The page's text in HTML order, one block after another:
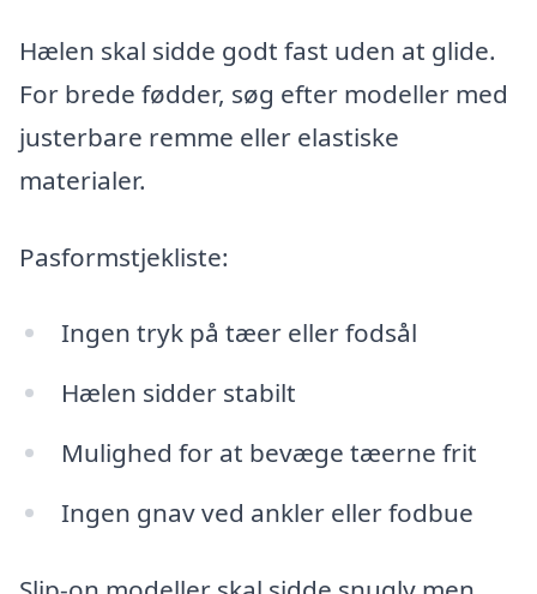
Hælen skal sidde godt fast uden at glide.
For brede fødder, søg efter modeller med
justerbare remme eller elastiske
materialer.
Pasformstjekliste:
Ingen tryk på tæer eller fodsål
Hælen sidder stabilt
Mulighed for at bevæge tæerne frit
Ingen gnav ved ankler eller fodbue